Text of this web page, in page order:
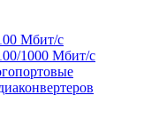
Мбит/с
1000 Мбит/c